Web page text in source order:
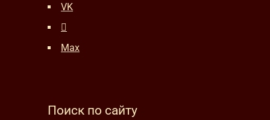
VK
Max
Поиск по сайту